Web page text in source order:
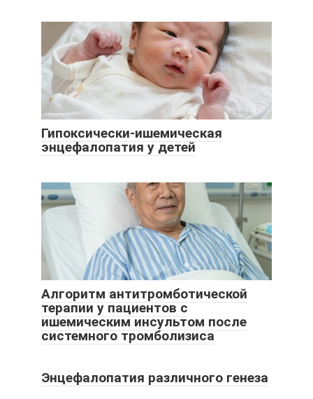
Гипоксически-ишемическая
энцефалопатия у детей
Алгоритм антитромботической
терапии у пациентов с
ишемическим инсультом после
системного тромболизиса
Энцефалопатия различного генеза